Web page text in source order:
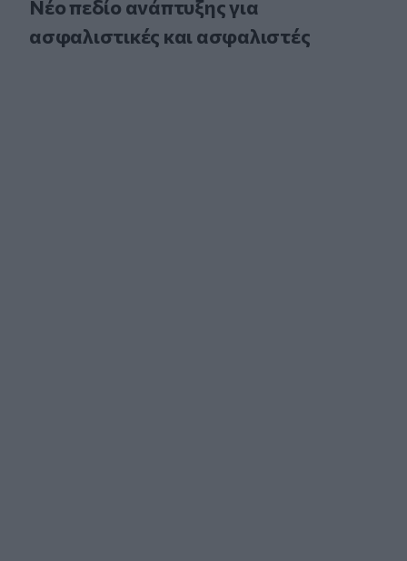
Νέο πεδίο ανάπτυξης για
ασφαλιστικές και ασφαλιστές